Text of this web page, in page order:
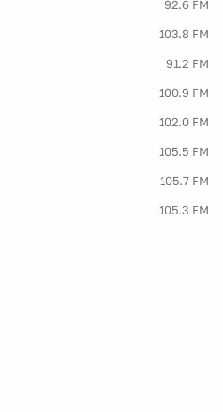
92.6 FM
103.8 FM
91.2 FM
100.9 FM
102.0 FM
105.5 FM
105.7 FM
105.3 FM